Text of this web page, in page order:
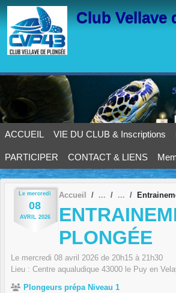
Club Vellave
ACCUEIL VIE DU CLUB & Inscriptions
PARTICIPER CONTACT & LIENS
Le mercredi
08
AVRIL 2026
Accueil
PLONGÉE
Le mercredi 08 avril 2026 de 20h15 à 21h30
Lieu : Centre aqualudique 43000 le Puy en
Plongeurs prépa Niveau 1
Panneau de gestion des cookies